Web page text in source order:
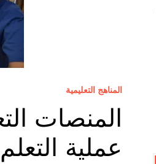
المناهج التعليمية
عملية